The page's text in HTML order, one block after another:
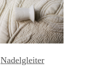
Nadelgleiter